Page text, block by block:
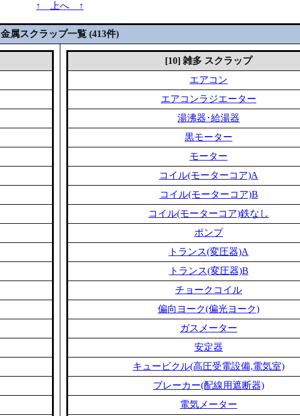
↑ 上へ ↑
金属スクラップ一覧 (413件)
[10] 雑多 スクラップ
エアコン
エアコンラジエーター
湯沸器･給湯器
黒モーター
モーター
コイル(モーターコア)A
コイル(モーターコア)B
コイル(モーターコア)鉄なし
ポンプ
トランス(変圧器)A
トランス(変圧器)B
チョークコイル
偏向ヨーク(偏光ヨーク)
ガスメーター
安定器
キュービクル(高圧受電設備,電気室)
ブレーカー(配線用遮断器)
電気メーター